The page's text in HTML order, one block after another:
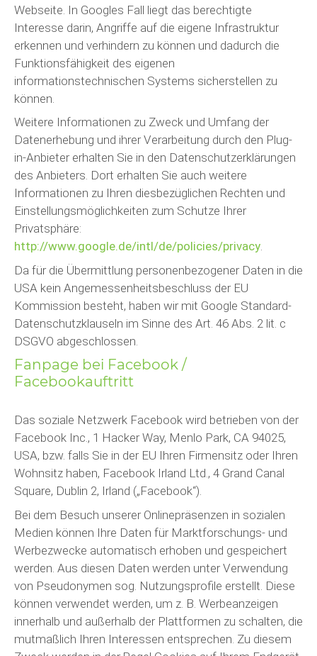
Webseite. In Googles Fall liegt das berechtigte
Interesse darin, Angriffe auf die eigene Infrastruktur
erkennen und verhindern zu können und dadurch die
Funktionsfähigkeit des eigenen
informationstechnischen Systems sicherstellen zu
können.
Weitere Informationen zu Zweck und Umfang der
Datenerhebung und ihrer Verarbeitung durch den Plug-
in-Anbieter erhalten Sie in den Datenschutzerklärungen
des Anbieters. Dort erhalten Sie auch weitere
Informationen zu Ihren diesbezüglichen Rechten und
Einstellungsmöglichkeiten zum Schutze Ihrer
Privatsphäre:
http://www.google.de/intl/de/policies/privacy.
Da für die Übermittlung personenbezogener Daten in die
USA kein Angemessenheitsbeschluss der EU
Kommission besteht, haben wir mit Google Standard-
Datenschutzklauseln im Sinne des Art. 46 Abs. 2 lit. c
DSGVO abgeschlossen.
Fanpage bei Facebook /
Facebookauftritt
Das soziale Netzwerk Facebook wird betrieben von der
Facebook Inc., 1 Hacker Way, Menlo Park, CA 94025,
USA, bzw. falls Sie in der EU Ihren Firmensitz oder Ihren
Wohnsitz haben, Facebook Irland Ltd., 4 Grand Canal
Square, Dublin 2, Irland („Facebook“).
Bei dem Besuch unserer Onlinepräsenzen in sozialen
Medien können Ihre Daten für Marktforschungs- und
Werbezwecke automatisch erhoben und gespeichert
werden. Aus diesen Daten werden unter Verwendung
von Pseudonymen sog. Nutzungsprofile erstellt. Diese
können verwendet werden, um z. B. Werbeanzeigen
innerhalb und außerhalb der Plattformen zu schalten, die
mutmaßlich Ihren Interessen entsprechen. Zu diesem